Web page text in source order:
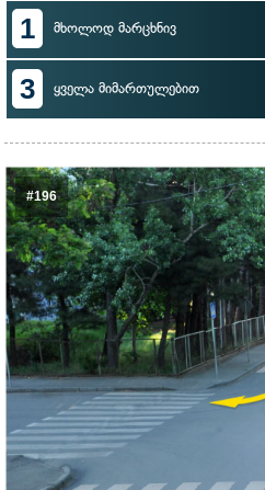
1 მხოლოდ მარცხნივ
3 ყველა მიმართულებით
#196